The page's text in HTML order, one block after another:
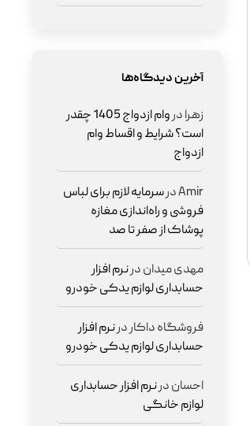
آخرین دیدگاه‌ها
زهرادر
وام ازدواج 1405 چقدر
است؟ شرایط و اقساط وام
ازدواج
Amirدرسرمایه لازم برای لباس
فروشی و راه‌اندازی مغازه
پوشاک از صفر تا صد
مهدی میداندرنرم افزار
حسابداری لوازم یدکی خودرو
فروشگاه داکاردرنرم افزار
حسابداری لوازم یدکی خودرو
احساندرنرم افزار حسابداری
لوازم خانگی